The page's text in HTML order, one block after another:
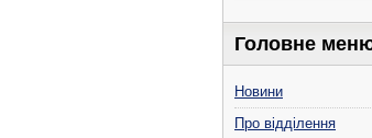
Головне
Новини
Про відділення